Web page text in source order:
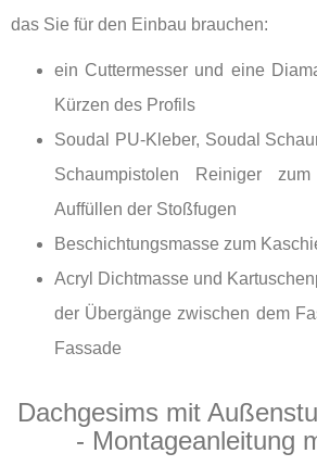
das Sie für den Einbau brauchen:
ein Cuttermesser und eine
Kürzen des Profils
Soudal PU-Kleber, Soudal
Schaumpistolen Reiniger
Auffüllen der Stoßfugen
Beschichtungsmasse zum
Acryl Dichtmasse und
der Übergänge zwischen dem
Fassade
Dachgesims mit
- Montageanleitung